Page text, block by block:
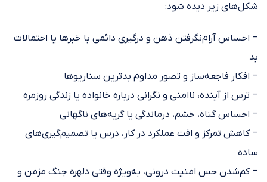
شکل‌های زیر دیده شود:
– احساس آرام‌نگرفتن ذهن و درگیری دائمی با خبرها یا احتمالات
بد
– افکار فاجعه‌ساز و تصور مداوم بدترین سناریوها
– ترس از آینده، ناامنی و نگرانی درباره خانواده یا زندگی روزمره
– احساس گناه، خشم، درماندگی یا گریه‌های ناگهانی
– کاهش تمرکز و افت عملکرد در کار، درس یا تصمیم‌گیری‌های
ساده
– کم‌شدن حس امنیت درونی، به‌ویژه وقتی دلهره جنگ مزمن و